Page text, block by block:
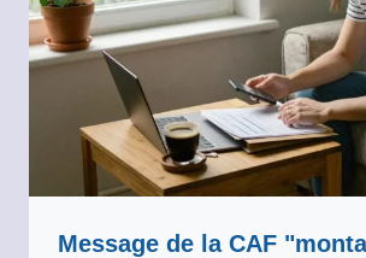
Message de la CAF